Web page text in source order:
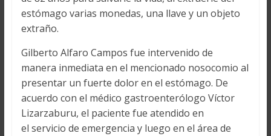
estómago varias monedas, una llave y un objeto
extraño.
Gilberto Alfaro Campos fue intervenido de
manera inmediata en el mencionado nosocomio al
presentar un fuerte dolor en el estómago. De
acuerdo con el médico gastroenterólogo Víctor
Lizarzaburu, el paciente fue atendido en
el servicio de emergencia y luego en el área de